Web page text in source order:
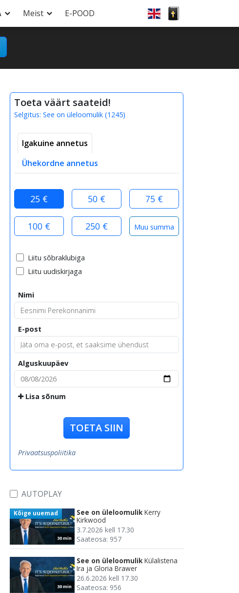
Meist E-POOD
Toeta väärt saateid!
Selgitus: See on üleloomulik (1245)
Igakuine annetus
Ühekordne annetus
25 € 50 € 75 €
100 € 250 €
Liitu sõbraklubiga
Liitu uudiskirjaga
Nimi
E-post
Alguskuupäev
Lisa sõnum
TOETA SIIN
Privaatsuspoliitika
AUTOPLAY
30 min
Kõige uuemad See on üleloomulik Kerry
Kirkwood
3.7.2026 kell 17.30
Saateosa: 957
30 min
See on üleloomulik Külalistena
Ira ja Gloria Brawer
26.6.2026 kell 17.30
Saateosa: 956